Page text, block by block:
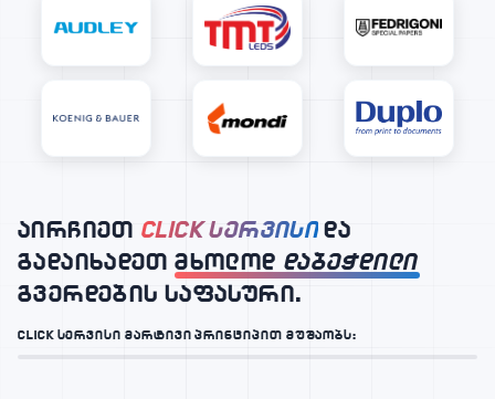
აირჩიეთ CLICK სერვისიდა
გადაიხადეთ მხოლოდ დაბეჭდილი
გვერდების საფასური.
CLICK სერვისი მარტივი პრინციპით მუშაობს: